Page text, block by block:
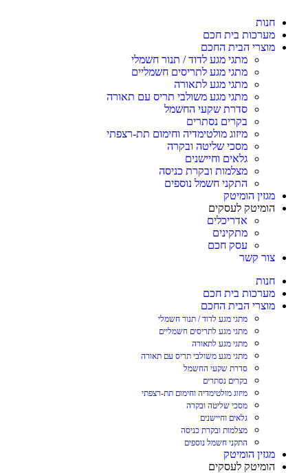
חנות
מערכות בית חכם
מוצרי הבית החכם
מתגי מגע לדוד / תנור חשמלי
מתגי מגע לתריסים חשמליים
מתגי מגע לתאורה
מתגי מגע משולבי תריס עם תאורה
סדרת שקעי החשמל
בקרים נסתרים
מיזוג מולטימדיה וחימום תת-רצפתי
מסכי שליטה ובקרה
גלאים וחיישנים
מצלמות ובקרת כניסה
התקני חשמל נוספים
מגזין הומיטק
הומיטק לעסקים
אדריכלים
מתקינים
עסק חכם
צור קשר
חנות
מערכות בית חכם
מוצרי הבית החכם
מתגי מגע לדוד / תנור חשמלי
מתגי מגע לתריסים חשמליים
מתגי מגע לתאורה
מתגי מגע משולבי תריס עם תאורה
סדרת שקעי החשמל
בקרים נסתרים
מיזוג מולטימדיה וחימום תת-רצפתי
מסכי שליטה ובקרה
גלאים וחיישנים
מצלמות ובקרת כניסה
התקני חשמל נוספים
מגזין הומיטק
הומיטק לעסקים